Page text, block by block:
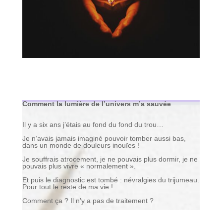
Comment la lumière de l’univers m’a sauvée
Il y a six ans j’étais au fond du fond du trou…
Je n’avais jamais imaginé pouvoir tomber aussi bas,
dans un monde de douleurs inouïes !
Je souffrais atrocement, je ne pouvais plus dormir, je ne
pouvais plus vivre « normalement ».
Et puis le diagnostic est tombé : névralgies du trijumeau.
Pour tout le reste de ma vie !
Comment ça ? Il n’y a pas de traitement ?